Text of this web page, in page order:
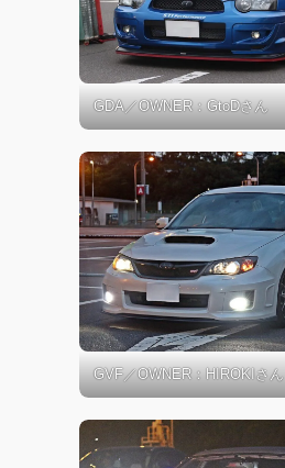
GDA／OWNER：GtoDさん
GVF／OWNER：HIROKIさん